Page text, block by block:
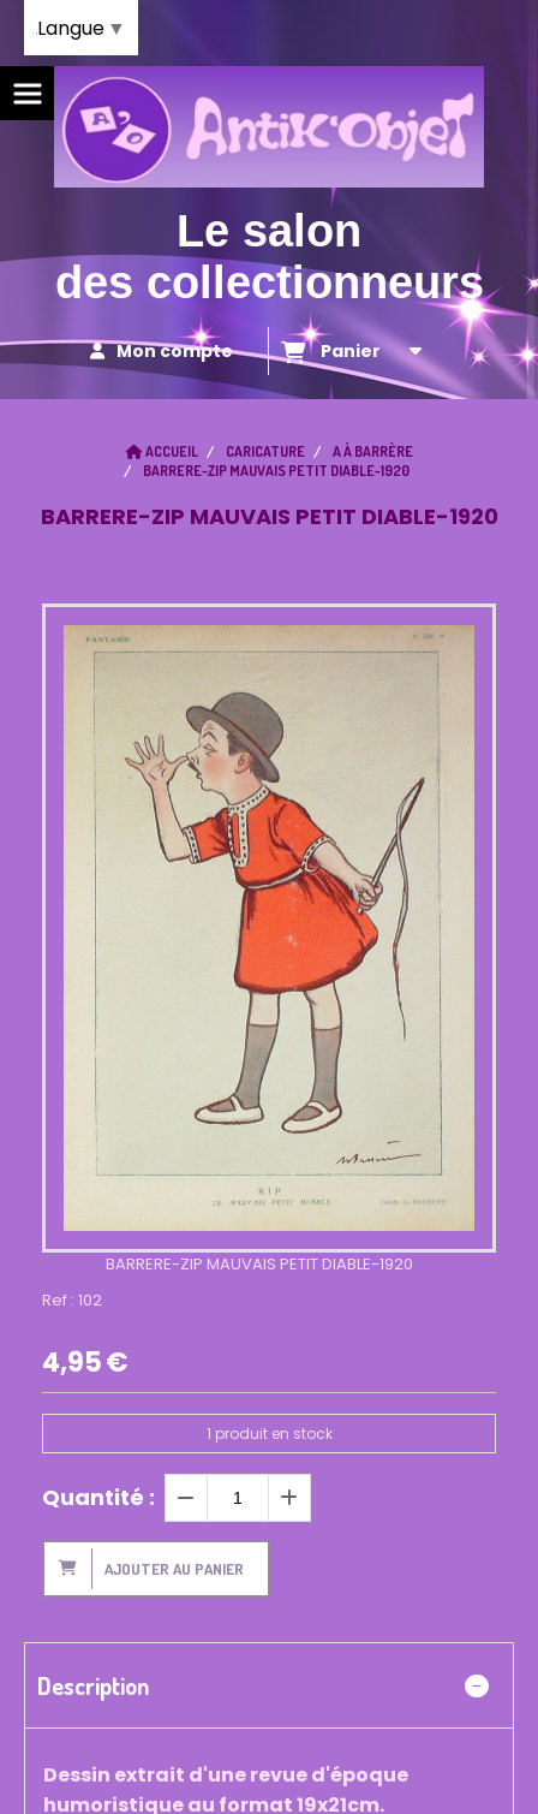
Le salon
des collectionneurs
Mon compte Panier
ACCUEIL CARICATURE
A À BARRÈRE
BARRERE-ZIP MAUVAIS PETIT DIABLE-1920
BARRERE-ZIP MAUVAIS PETIT DIABLE-1920
BARRERE-ZIP MAUVAIS PETIT DIABLE-1920
Ref : 102
4,95€
1 produit en stock
Quantité :
AJOUTER AU PANIER
Description
Dessin extrait d'une revue d'époque
humoristique au format 19x21cm.
Langue ▼